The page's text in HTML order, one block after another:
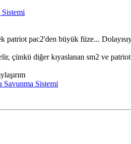
pac2'den büyük füze...
çünkü diğer kıyaslanan sm2 ve
Sistemi